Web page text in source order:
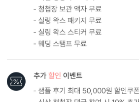
내용 인쇄
기본 인쇄 내용(인사말, 약도 등)이 컬러 인
달력이 함께 구성되어 있어 예식일을 기억